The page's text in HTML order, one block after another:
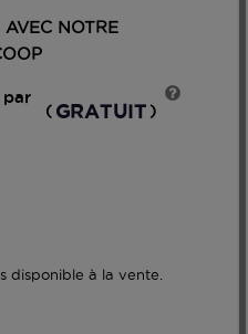
NOTRE
par
( GRATUIT )
disponible à la vente.